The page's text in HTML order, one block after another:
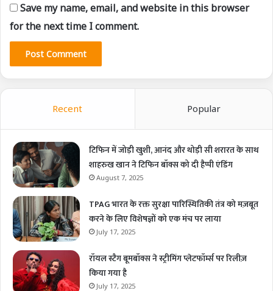
Save my name, email, and website in this browser
for the next time I comment.
Recent Popular
टिफिन में जोड़ी खुशी, आनंद और थोड़ी सी शरारत के साथ
शाहरुख खान ने टिफिन बॉक्स को दी हैप्पी एंडिंग
August 7, 2025
TPAG भारत के रक्त सुरक्षा पारिस्थितिकी तंत्र को मज़बूत
करने के लिए विशेषज्ञों को एक मंच पर लाया
July 17, 2025
रॉयल स्टैग बूमबॉक्स ने स्ट्रीमिंग प्लेटफॉर्म्स पर रिलीज़
किया गया है
July 17, 2025